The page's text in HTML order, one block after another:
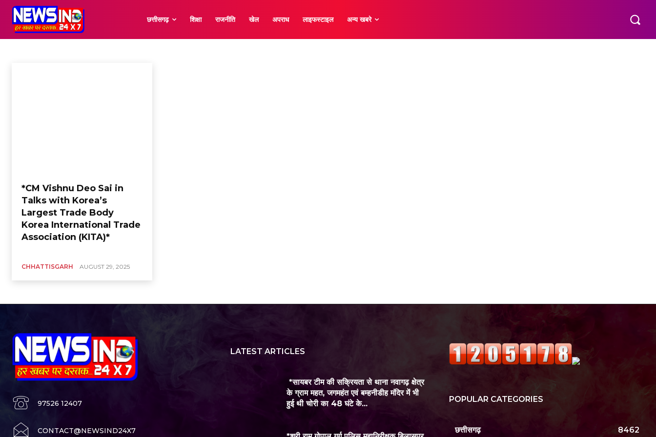
छत्तीसगढ़ शिक्षा राजनीति खेल अपराध लाइफस्टाइल अन्य खबरे
KOREA
*CM Vishnu Deo Sai in
Talks with Korea’s
Largest Trade Body
Korea International Trade
Association (KITA)*
CHHATTISGARH AUGUST 29, 2025
97526 12407
CONTACT@NEWSIND24X7
LATEST ARTICLES
*सायबर टीम की सक्रियता से थाना नवागढ़ क्षेत्र
के ग्राम महत, जगमहंत एवं बम्हनीडीह मंदिर में भी
हुई थी चोरी का 48 घंटे के...
POPULAR CATEGORIES
छत्तीसगढ़ 8462